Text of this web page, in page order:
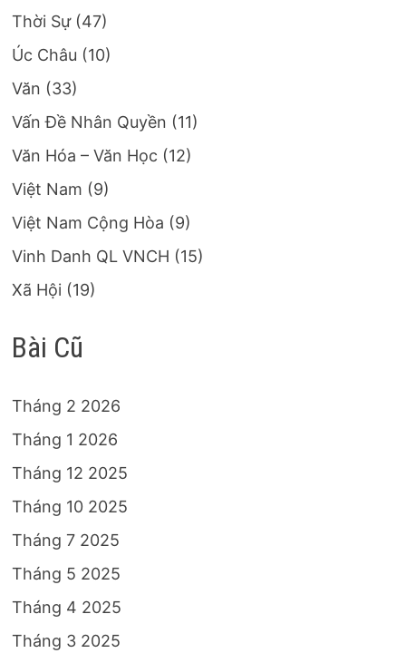
Thời Sự(47)
Úc Châu (10)
Văn (33)
Vấn Đề Nhân Quyền (11)
Văn Hóa – Văn Học (12)
Việt Nam (9)
Việt Nam Cộng Hòa (9)
Vinh Danh QL VNCH (15)
Xã Hội (19)
Bài Cũ
Tháng 2 2026
Tháng 1 2026
Tháng 12 2025
Tháng 10 2025
Tháng 7 2025
Tháng 5 2025
Tháng 4 2025
Tháng 3 2025